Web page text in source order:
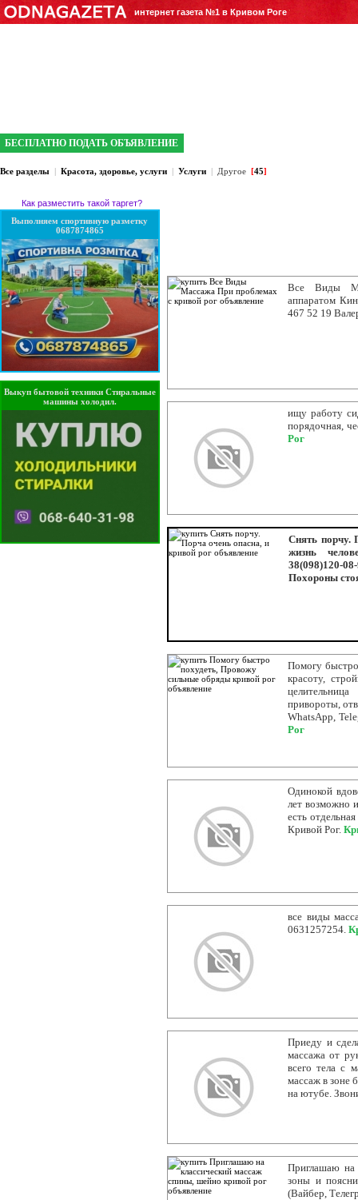
интернет газета №1 в Кривом Роге
БЕСПЛАТНО ПОДАТЬ ОБЪЯВЛЕНИЕ
Все разделы | Красота, здоровье, услуги | Услуги | Другое [45]
Как разместить такой таргет?
Выполняем спортивную разметку
0687874865
Выкуп бытовой техники Стиральные
машины холодил.
Все Виды
аппаратом
467 52 19
ищу работу
порядочная,
Рог
Снять порчу.
жизнь
38(098)120-
Похороны
Помогу
красоту,
привороты,
WhatsApp,
Рог
Одинокой
лет возможно
есть
Кривой Рог.
все виды
0631257254.
Приеду и
массажа от
всего тела с
массаж в зоне
на ютубе.
Приглашаю на
зоны и
(Вайбер,